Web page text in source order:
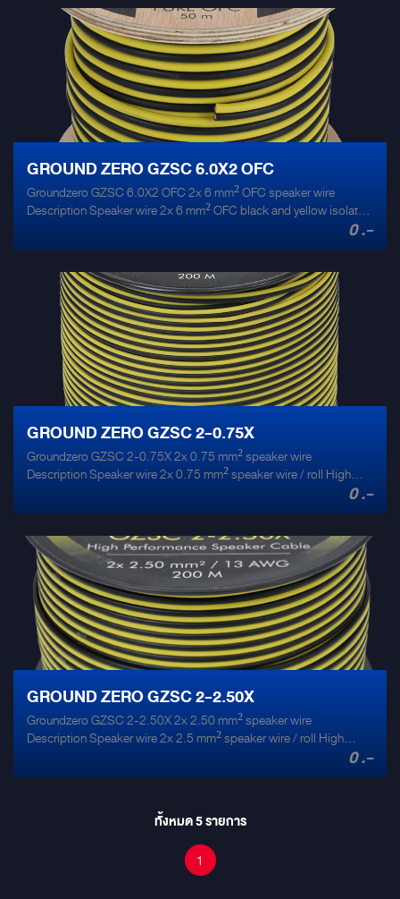
GROUND ZERO GZSC 6.0X2 OFC
Groundzero GZSC 6.0X2 OFC 2x 6 mm² OFC speaker wire
Description Speaker wire 2x 6 mm² OFC black and yellow isolated
copper cable Wooden spool 50 m / 164 ft spool
0 .-
GROUND ZERO GZSC 2-0.75X
Groundzero GZSC 2-0.75X 2x 0.75 mm² speaker wire
Description Speaker wire 2x 0.75 mm² speaker wire / roll High
quality speaker cable CCA multi braid wire Plastic spool 200 m /
656 ft spool
0 .-
GROUND ZERO GZSC 2-2.50X
Groundzero GZSC 2-2.50X 2x 2.50 mm² speaker wire
Description Speaker wire 2x 2.5 mm² speaker wire / roll High
quality speaker cable CCA multi braid wire Plastic spool 200 m /
656 ft spool
0 .-
ทั้งหมด5รายการ
1